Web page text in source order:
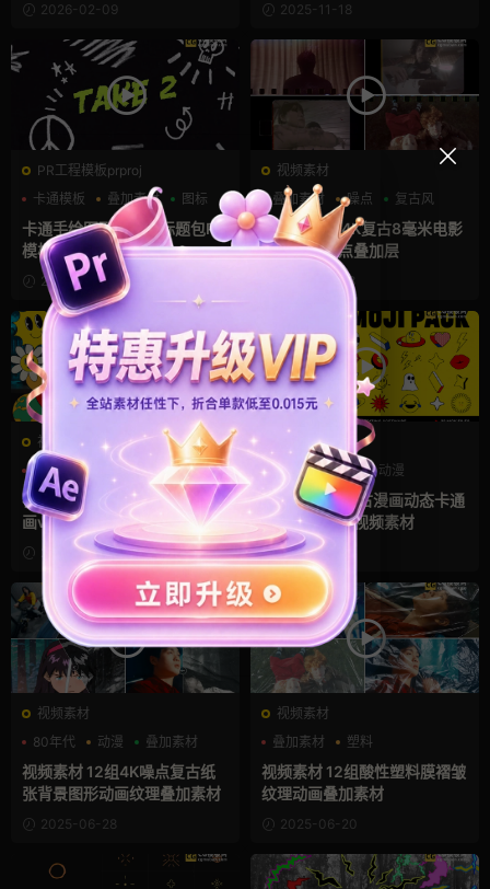
2026-02-09 2025-11-18
PR工程模板prproj
卡通模板
叠加素材 图标
卡通手绘图形叠加层标题包Pr
模板
2025-09-28
视频素材
叠加素材
噪点 复古风
胶片视频框 4K复古8毫米电影
胶片打孔噪点叠加层
2025-07-18
视频素材
VLOG
动漫
视频素材 30个卡通图标贴纸动
画vlog叠加层
2025-07-02
视频素材
VLOG
儿童 动漫
32个自媒体复古漫画动态卡通
贴纸图标动画视频素材
2025-06-29
视频素材
80年代
动漫 叠加素材
视频素材 12组4K噪点复古纸
张背景图形动画纹理叠加素材
2025-06-28
视频素材
叠加素材
塑料
自媒体模板
视频素材 12组酸性塑料膜褶皱
纹理动画叠加素材
2025-06-20